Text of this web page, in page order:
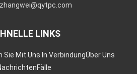
zhangwei@qytpc.com
LINKS
Sie Mit Uns In VerbindungÜber Uns
Fälle